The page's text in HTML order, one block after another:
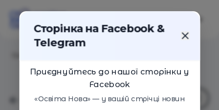
Сторінка на Facebook &
Telegram
Приєднуйтесь до нашої сторінки у
Facebook
«Освіта Нова» — у вашій стрічці новин